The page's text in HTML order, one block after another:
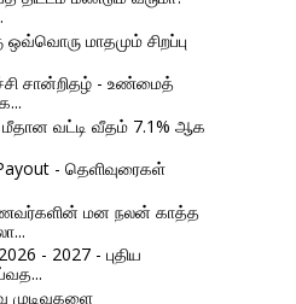
ஒவ்வொரு மாதமும் சிறப்பு
சான்றிதழ் - உண்மைத்
மீதான வட்டி வீதம் 7.1% ஆக
- தெளிவுரைகள்
மன நலன் காத்த
- 2027 - புதிய
முடிவுகளை